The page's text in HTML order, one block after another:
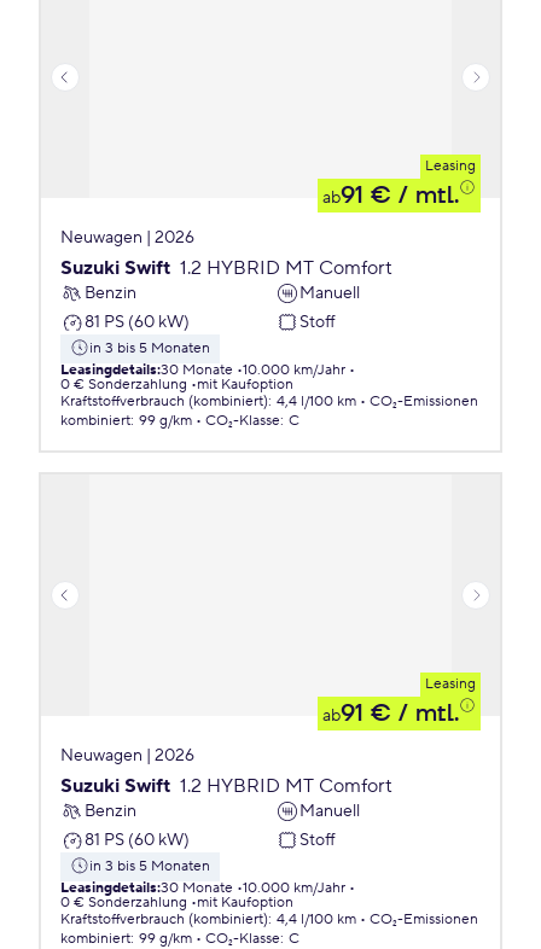
Leasing
ab91 € / mtl.
Neuwagen | 2026
Suzuki Swift 1.2 HYBRID MT Comfort
Benzin
Manuell
81 PS (60 kW)
Stoff
in 3 bis 5 Monaten
Leasingdetails:30 Monate 10.000 km/Jahr
0 € Sonderzahlung
mit Kaufoption
Kraftstoffverbrauch (kombiniert): 4,4 l/100 km
CO₂-Emissionen
kombiniert: 99 g/km CO₂-Klasse: C
Leasing
ab91 € / mtl.
Neuwagen | 2026
Suzuki Swift 1.2 HYBRID MT Comfort
Benzin
Manuell
81 PS (60 kW)
Stoff
in 3 bis 5 Monaten
Leasingdetails:30 Monate 10.000 km/Jahr
0 € Sonderzahlung
mit Kaufoption
Kraftstoffverbrauch (kombiniert): 4,4 l/100 km
CO₂-Emissionen
kombiniert: 99 g/km CO₂-Klasse: C